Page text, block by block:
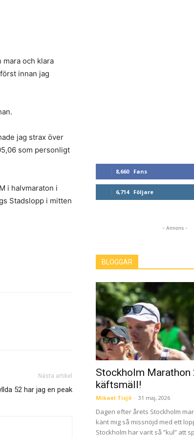
mara och klara
innan jag
jag strax över
som personligt
i halvmaraton i
Stadslopp i mitten
Nästa artikel
52 har jag en peak
8,660 Fans
6,714 Följare
- Annons -
BLOGGAR
Stockholm Marathon
käftsmäll!
Mikael Tisjö - 31 maj, 2026
Dagen efter årets Stockholm
känt mig så missnöjd med ett
Stockholm har varit så ”kul” att